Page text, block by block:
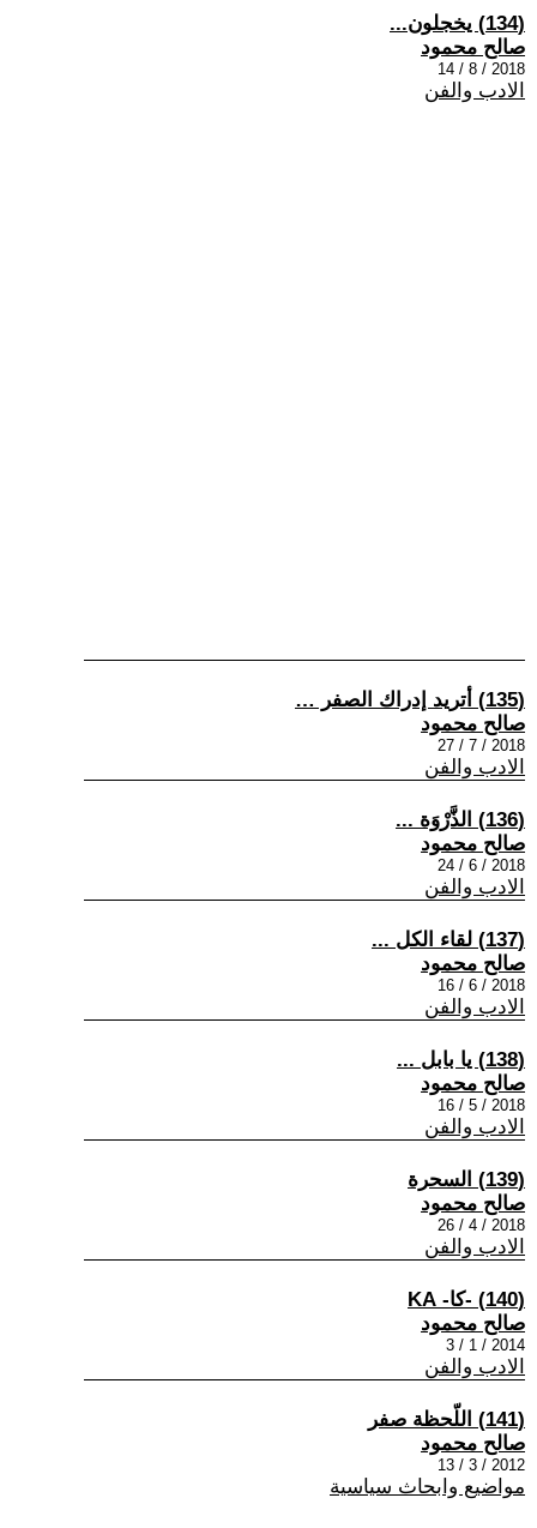
(134) يخجلون...
صالح محمود
2018 / 8 / 14
الادب والفن
(135) أتريد إدراك الصفر …
صالح محمود
2018 / 7 / 27
الادب والفن
(136) الذَّرْوَة ...
صالح محمود
2018 / 6 / 24
الادب والفن
(137) لقاء الكل ...
صالح محمود
2018 / 6 / 16
الادب والفن
(138) يا بابل ...
صالح محمود
2018 / 5 / 16
الادب والفن
(139) السحرة
صالح محمود
2018 / 4 / 26
الادب والفن
(140) -كا- KA
صالح محمود
2014 / 1 / 3
الادب والفن
(141) اللّحظة صفر
صالح محمود
2012 / 3 / 13
مواضيع وابحاث سياسية